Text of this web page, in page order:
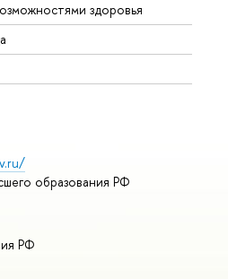
здоровья
образования РФ
РФ